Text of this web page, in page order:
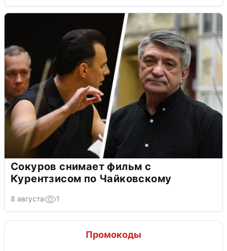
Сокуров снимает фильм с
Курентзисом по Чайковскому
8 августа 1
Промокоды